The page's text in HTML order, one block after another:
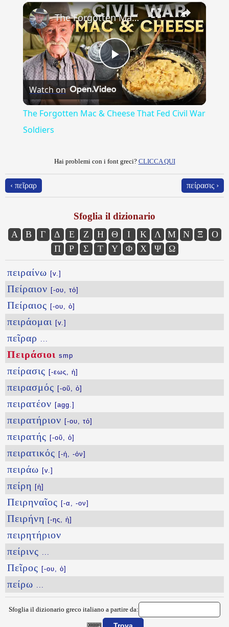
Play Unmute Fullscreen ×
Play
Video
The Forgotten Mac & Cheese That Fed Civil War Soldiers
Watch on
The Forgotten Mac & Cheese That Fed Civil War
Soldiers
Hai problemi con i font greci? CLICCA QUI
‹ πεῖραρ πείρασις ›
Sfoglia il dizionario
Α Β Γ Δ Ε Ζ Η Θ Ι Κ Λ Μ Ν Ξ
Ο
Π
Ρ Σ Τ Υ Φ Χ Ψ Ω
πειραίνω [v.]
Πείραιον [-ου, τό]
Πείραιος [-ου, ὁ]
πειράομαι [v.]
πεῖραρ ...
Πειράσιοι smp
πείρασις [-εως, ἡ]
πειρασμός [-οῦ, ὁ]
πειρατέον [agg.]
πειρατήριον [-ου, τό]
πειρατής [-οῦ, ὁ]
πειρατικός [-ή, -όν]
πειράω [v.]
πείρη [ἡ]
Πειρηναῖος [-α, -ον]
Πειρήνη [-ης, ἡ]
πειρητήριον
πείρινς ...
Πεῖρος [-ου, ὁ]
πείρω ...
Sfoglia il dizionario greco italiano a partire da: